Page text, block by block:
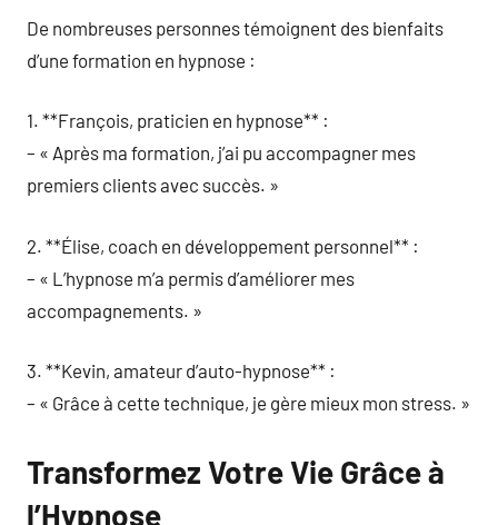
De nombreuses personnes témoignent des bienfaits
d’une formation en hypnose :
1. **François, praticien en hypnose** :
– « Après ma formation, j’ai pu accompagner mes
premiers clients avec succès. »
2. **Élise, coach en développement personnel** :
– « L’hypnose m’a permis d’améliorer mes
accompagnements. »
3. **Kevin, amateur d’auto-hypnose** :
– « Grâce à cette technique, je gère mieux mon stress. »
Transformez Votre Vie Grâce à
l’Hypnose